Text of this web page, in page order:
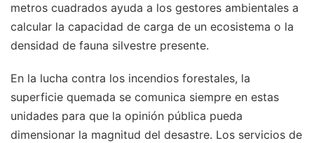
metros cuadrados ayuda a los gestores ambientales a
calcular la capacidad de carga de un ecosistema o la
densidad de fauna silvestre presente.
En la lucha contra los incendios forestales, la
superficie quemada se comunica siempre en estas
unidades para que la opinión pública pueda
dimensionar la magnitud del desastre. Los servicios de